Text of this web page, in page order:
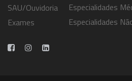
SAU/Ouvidoria
Exames
Especialidades
Especialidades